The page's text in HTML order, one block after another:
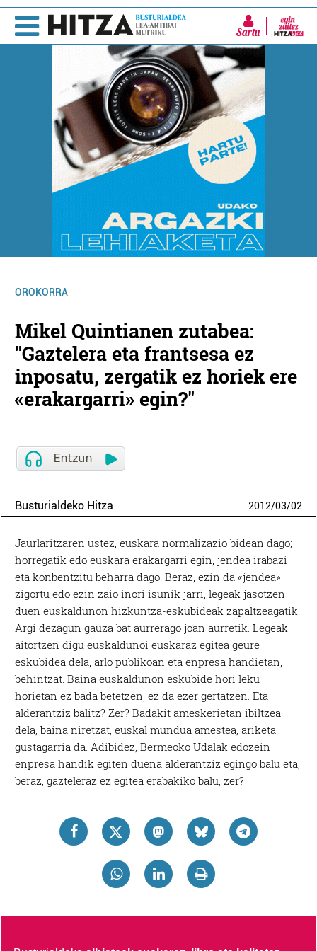
Sartu
OROKORRA
Mikel Quintianen zutabea:
"Gaztelera eta frantsesa ez
inposatu, zergatik ez horiek ere
«erakargarri» egin?"
Busturialdeko Hitza 2012/03/02
Jaurlaritzaren ustez, euskara normalizazio bidean dago;
horregatik edo euskara erakargarri egin, jendea irabazi
eta konbentzitu beharra dago. Beraz, ezin da «jendea»
zigortu edo ezin zaio inori isunik jarri, legeak jasotzen
duen euskaldunon hizkuntza-eskubideak zapaltzeagatik.
Argi dezagun gauza bat aurrerago joan aurretik. Legeak
aitortzen digu euskaldunoi euskaraz egitea geure
eskubidea dela, arlo publikoan eta enpresa handietan,
behintzat. Baina euskaldunon eskubide hori leku
horietan ez bada betetzen, ez da ezer gertatzen. Eta
alderantziz balitz? Zer? Badakit ameskerietan ibiltzea
dela, baina niretzat, euskal mundua amestea, ariketa
gustagarria da. Adibidez, Bermeoko Udalak edozein
enpresa handik egiten duena alderantziz egingo balu eta,
beraz, gazteleraz ez egitea erabakiko balu, zer?